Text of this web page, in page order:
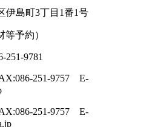
伊島町3丁目1番1号
予約）
9781
251-9757 E-
251-9757 E-